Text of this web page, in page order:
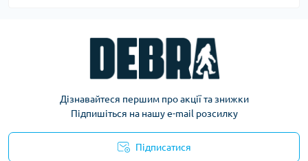
Дізнавайтеся першим про акції та знижки
Підпишіться на нашу e-mail розсилку
Підписатися